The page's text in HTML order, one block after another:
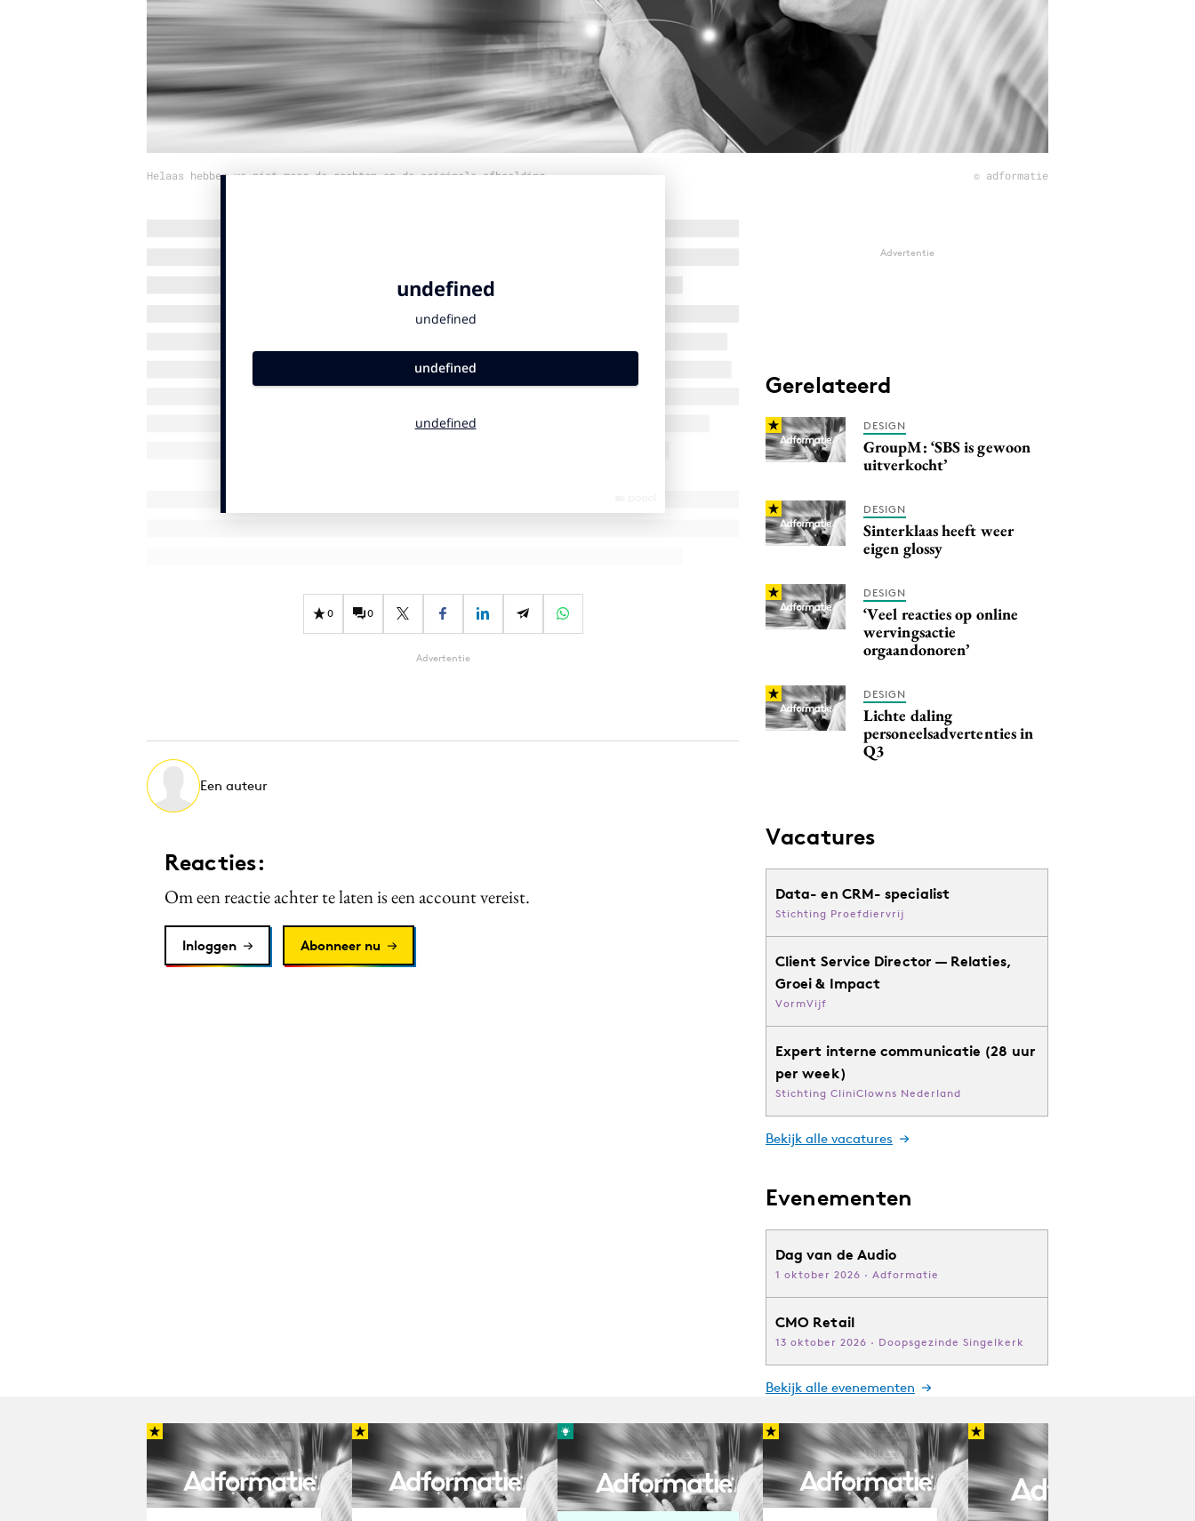
Helaas hebben we niet meer de rechten op de originele afbeelding © adformatie
0 0
Advertentie
Een auteur
Reacties:
Om een reactie achter te laten is een account vereist.
Inloggen Abonneer nu
Advertentie
Gerelateerd
DESIGN
GroupM: ‘SBS is gewoon
uitverkocht’
DESIGN
Sinterklaas heeft weer
eigen glossy
DESIGN
‘Veel reacties op online
wervingsactie
orgaandonoren’
DESIGN
Lichte daling
personeelsadvertenties in
Q3
Vacatures
Data- en CRM- specialist
Stichting Proefdiervrij
Client Service Director — Relaties,
Groei & Impact
VormVijf
Expert interne communicatie (28 uur
per week)
Stichting CliniClowns Nederland
Bekijk alle vacatures
Evenementen
Dag van de Audio
1 oktober 2026 · Adformatie
CMO Retail
13 oktober 2026 · Doopsgezinde Singelkerk
Bekijk alle evenementen